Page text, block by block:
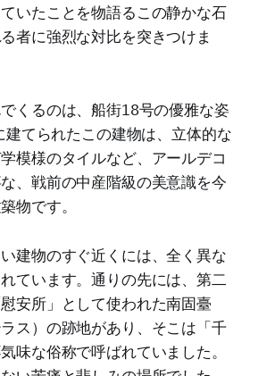
いたことを物語るこの静かな石
者に強烈な対比を突きつけま
くるのは、船街18号の優雅な姿
てられたこの建物は、立体的な
模様のタイルなど、アールデコ
、戦前の中産階級の美意識を今
物です。
建物のすぐ近くには、全く異な
ています。通りの先には、第二
安所」として使われた南固臺
ラス）の跡地があり、そこは「千
味な俗称で呼ばれていました。